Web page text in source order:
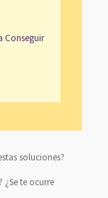
Conseguir
soluciones?
¿Se te ocurre